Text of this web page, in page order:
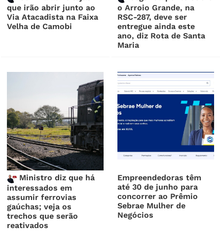
que irão abrir junto ao
Via Atacadista na Faixa
Velha de Camobi
o Arroio Grande, na
RSC-287, deve ser
entregue ainda este
ano, diz Rota de Santa
Maria
Ministro diz que há
interessados em
assumir ferrovias
gaúchas; veja os
trechos que serão
reativados
Empreendedoras têm
até 30 de junho para
concorrer ao Prêmio
Sebrae Mulher de
Negócios